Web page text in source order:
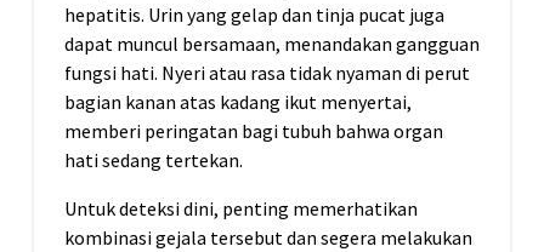
hepatitis. Urin yang gelap dan tinja pucat juga
dapat muncul bersamaan, menandakan gangguan
fungsi hati. Nyeri atau rasa tidak nyaman di perut
bagian kanan atas kadang ikut menyertai,
memberi peringatan bagi tubuh bahwa organ
hati sedang tertekan.
Untuk deteksi dini, penting memerhatikan
kombinasi gejala tersebut dan segera melakukan